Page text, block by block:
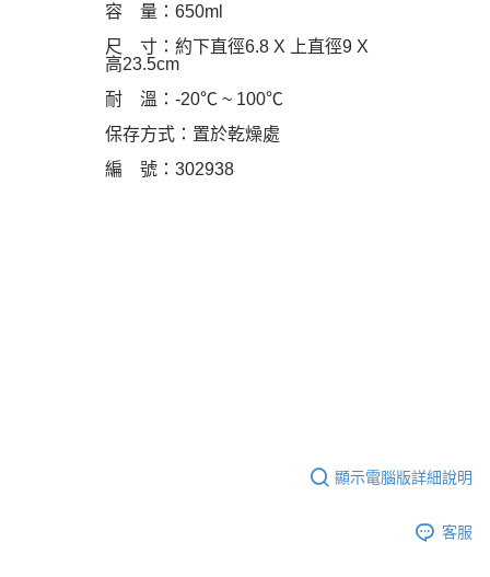
容 量：650ml
尺 寸：約下直徑6.8 X 上直徑9 X
高23.5cm
耐 溫：-20℃ ~ 100℃
保存方式：置於乾燥處
編 號：302938
顯示電腦版詳細說明
客服